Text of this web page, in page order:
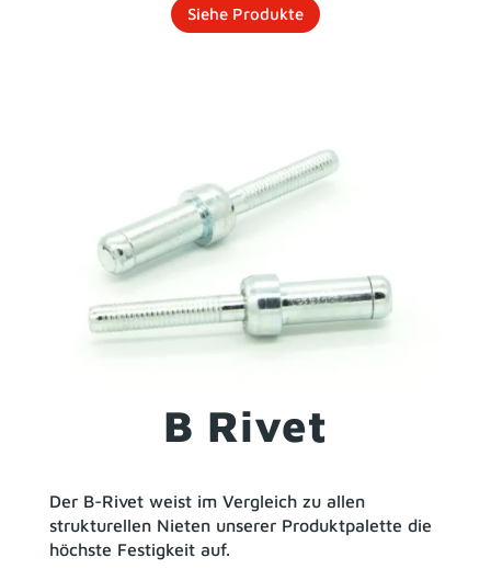
Siehe Produkte
B Rivet
Der B-Rivet weist im Vergleich zu allen
strukturellen Nieten unserer Produktpalette die
höchste Festigkeit auf.